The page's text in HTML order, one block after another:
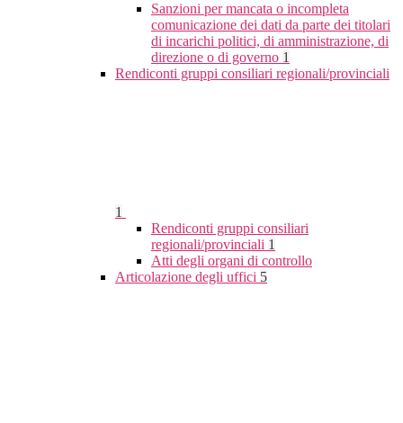
Sanzioni per mancata o incompleta
comunicazione dei dati da parte dei titolari
di incarichi politici, di amministrazione, di
direzione o di governo 1
Rendiconti gruppi consiliari regionali/provinciali
1
Rendiconti gruppi consiliari
regionali/provinciali 1
Atti degli organi di controllo
Articolazione degli uffici 5